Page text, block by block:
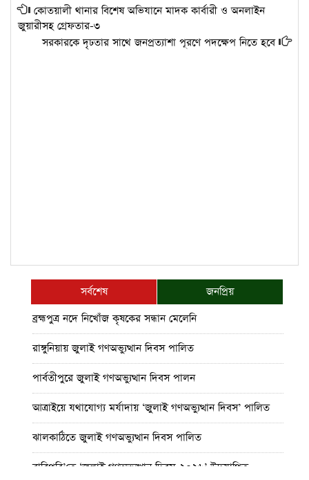
কোতয়ালী থানার বিশেষ অভিযানে মাদক কার্বারী ও অনলাইন
জুয়ারীসহ গ্রেফতার-৩
সরকারকে দৃঢতার সাথে জনপ্রত্যাশা পূরণে পদক্ষেপ নিতে হবে
সর্বশেষ
জনপ্রিয়
ব্রহ্মপুত্র নদে নিখোঁজ কৃষকের সন্ধান মেলেনি
রাঙ্গুনিয়ায় জুলাই গণঅভ্যুত্থান দিবস পালিত
পার্বতীপুরে জুলাই গণঅভ্যুত্থান দিবস পালন
আত্রাইয়ে যথাযোগ্য মর্যাদায় ‘জুলাই গণঅভ্যুত্থান দিবস’ পালিত
ঝালকাঠিতে জুলাই গণঅভ্যুত্থান দিবস পালিত
রাবিপ্রবি’তে ‘জুলাই গণঅভ্যুত্থান দিবস-২০২৬’ উদযাপিত